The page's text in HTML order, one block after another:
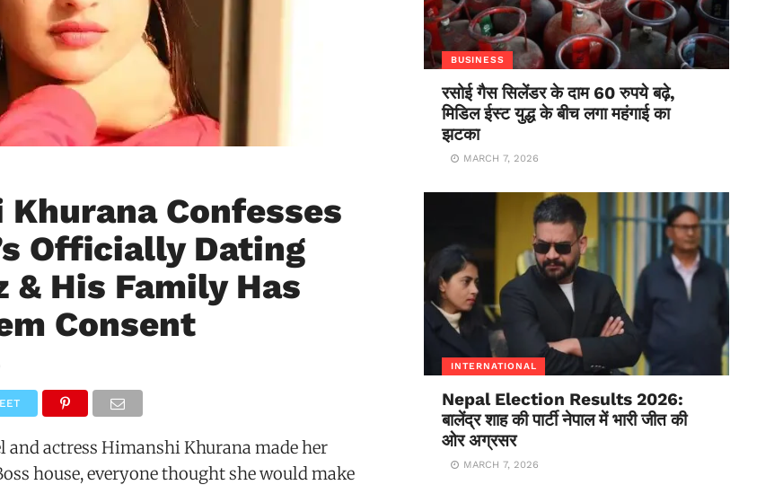
Khurana Confesses
Officially Dating
& His Family Has
Consent
and actress Himanshi Khurana made her
house, everyone thought she would make
BUSINESS
रसोई गैस सिलेंडर के दाम 60 रुपये बढ़े,
मिडिल ईस्ट युद्ध के बीच लगा महंगाई का
झटका
MARCH 7, 2026
INTERNATIONAL
Nepal Election Results 2026:
बालेंद्र शाह की पार्टी नेपाल में भारी जीत की
ओर अग्रसर
MARCH 7, 2026